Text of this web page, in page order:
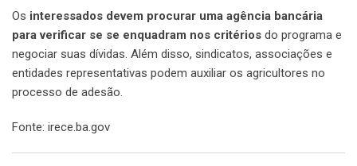
Os interessados devem procurar uma agência bancária
para verificar se se enquadram nos critérios do programa e
negociar suas dívidas. Além disso, sindicatos, associações e
entidades representativas podem auxiliar os agricultores no
processo de adesão.
Fonte: irece.ba.gov